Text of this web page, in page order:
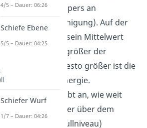
fallenden Körpers an
(Fallbeschleunigung). Auf der
Erde beträgt sein Mittelwert
. Je größer der
Ortsfaktor, desto größer ist die
potentielle Energie.
gibt an, wie weit
sich der Körper über dem
Erdboden (Nullniveau)
4/5 – Dauer: 06:26
Schiefe Ebene
5/5 – Dauer: 04:25
Schiefer Wurf
1/7 – Dauer: 04:26